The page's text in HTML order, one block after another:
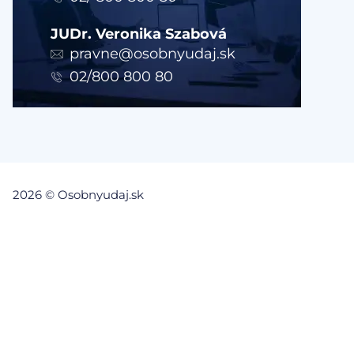
JUDr. Veronika Szabová
pravne@osobnyudaj.sk
02/800 800 80
2026 © Osobnyudaj.sk